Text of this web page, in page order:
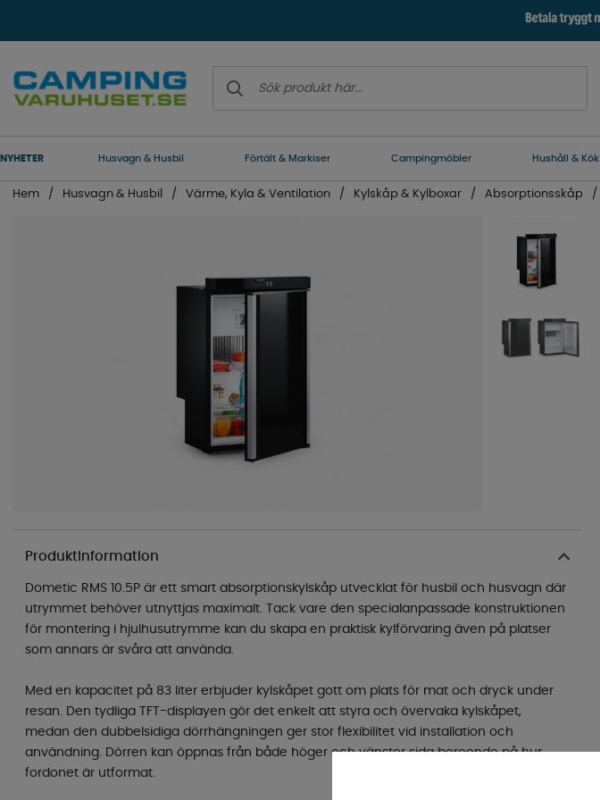
NYHETER Husvagn & Husbil Förtält & Markiser Campingmöbler Hushåll & Kök
Hem Husvagn & Husbil Värme, Kyla & Ventilation Kylskåp & Kylboxar Absorptionsskåp
Produktinformation
Dometic RMS 10.5P är ett smart absorptionskylskåp utvecklat för husbil och husvagn där
utrymmet behöver utnyttjas maximalt. Tack vare den specialanpassade konstruktionen
för montering i hjulhusutrymme kan du skapa en praktisk kylförvaring även på platser
som annars är svåra att använda.
Med en kapacitet på 83 liter erbjuder kylskåpet gott om plats för mat och dryck under
resan. Den tydliga TFT-displayen gör det enkelt att styra och övervaka kylskåpet,
medan den dubbelsidiga dörrhängningen ger stor flexibilitet vid installation och
användning. Dörren kan öppnas från både höger och vänster sida beroende på hur
fordonet är utformat.